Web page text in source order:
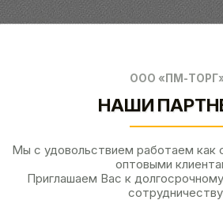
ООО «ПМ-
НАШИ
Мы с удовольствием работаем как
оптовыми
Приглашаем Вас к